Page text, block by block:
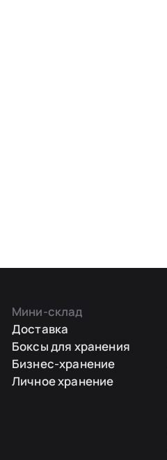
Мини-склад
Доставка
Боксы для хранения
Бизнес-хранение
Личное хранение